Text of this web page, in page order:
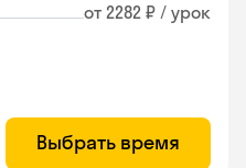
от 2282 ₽ / урок
Выбрать время